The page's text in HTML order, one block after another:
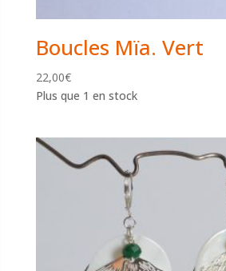
Boucles Mïa. Vert
22,00€
Plus que 1 en stock